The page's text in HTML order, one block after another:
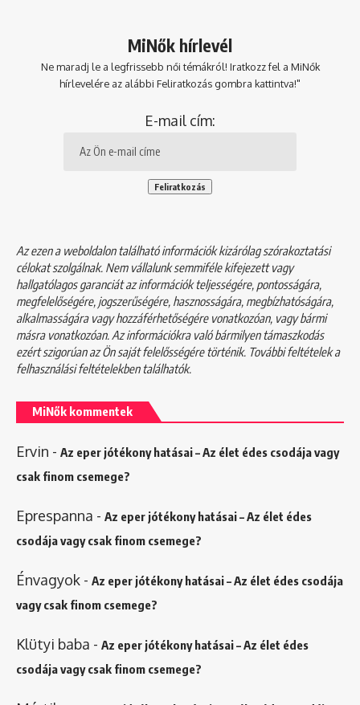
MiNők hírlevél
Ne maradj le a legfrissebb női témákról! Iratkozz fel a MiNők
hírlevelére az alábbi Feliratkozás gombra kattintva!"
E-mail cím:
Az ezen a weboldalon található információk kizárólag szórakoztatási
célokat szolgálnak. Nem vállalunk semmiféle kifejezett vagy
hallgatólagos garanciát az információk teljességére, pontosságára,
megfelelőségére, jogszerűségére, hasznosságára, megbízhatóságára,
alkalmasságára vagy hozzáférhetőségére vonatkozóan, vagy bármi
másra vonatkozóan. Az információkra való bármilyen támaszkodás
ezért szigorúan az Ön saját felelősségére történik. További feltételek a
felhasználási feltételekbentalálhatók.
MiNők kommentek
Ervin - Az eper jótékony hatásai – Az élet édes csodája vagy
csak finom csemege?
Eprespanna - Az eper jótékony hatásai – Az élet édes
csodája vagy csak finom csemege?
Énvagyok - Az eper jótékony hatásai – Az élet édes csodája
vagy csak finom csemege?
Klütyi baba - Az eper jótékony hatásai – Az élet édes
csodája vagy csak finom csemege?